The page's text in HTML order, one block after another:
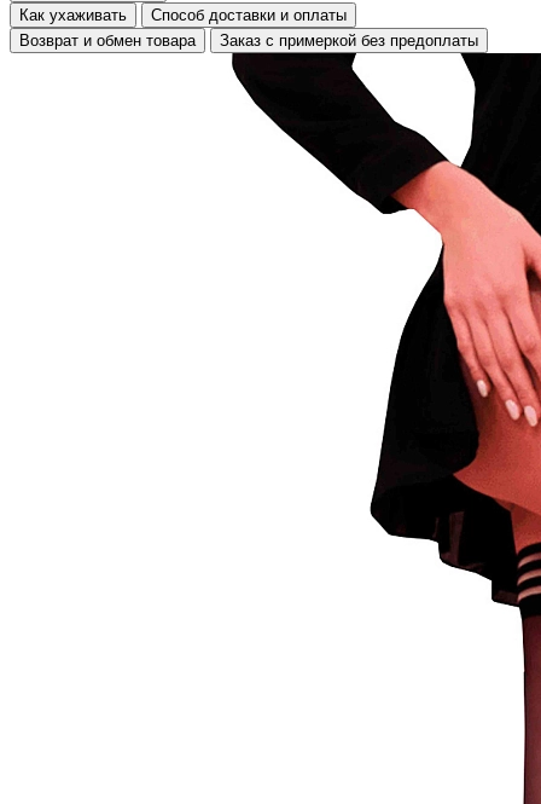
Как ухаживать
Способ доставки и оплаты
Возврат и обмен товара
Заказ с примеркой без предоплаты